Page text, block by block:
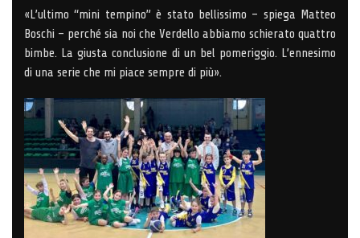
«L’ultimo “mini tempino” è stato bellissimo – spiega Matteo
Boschi – perché sia noi che Verdello abbiamo schierato quattro
bimbe. La giusta conclusione di un bel pomeriggio. L’ennesimo
di una serie che mi piace sempre di più».